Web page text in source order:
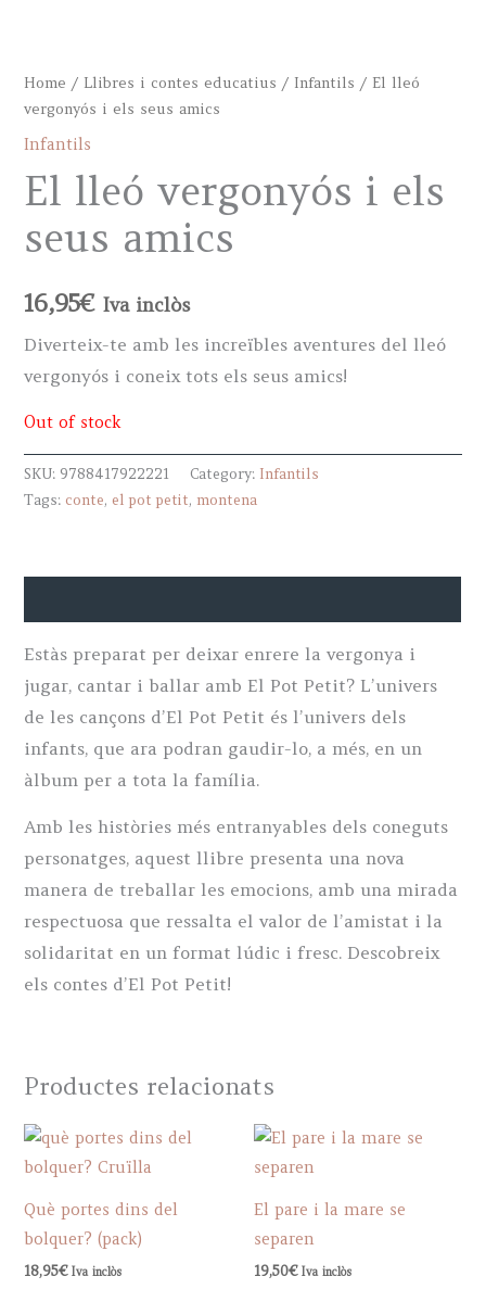
Home / Llibres i contes educatius / Infantils / El lleó
vergonyós i els seus amics
Infantils
El lleó vergonyós i els
seus amics
16,95€ Iva inclòs
Diverteix-te amb les increïbles aventures del lleó
vergonyós i coneix tots els seus amics!
Out of stock
SKU: 9788417922221 Category: Infantils
Tags: conte, el pot petit, montena
Estàs preparat per deixar enrere la vergonya i
jugar, cantar i ballar amb El Pot Petit? L’univers
de les cançons d’El Pot Petit és l’univers dels
infants, que ara podran gaudir-lo, a més, en un
àlbum per a tota la família.
Amb les històries més entranyables dels coneguts
personatges, aquest llibre presenta una nova
manera de treballar les emocions, amb una mirada
respectuosa que ressalta el valor de l’amistat i la
solidaritat en un format lúdic i fresc. Descobreix
els contes d’El Pot Petit!
Productes relacionats
Què portes dins del
bolquer? (pack)
18,95€ Iva inclòs
El pare i la mare se
separen
19,50€ Iva inclòs